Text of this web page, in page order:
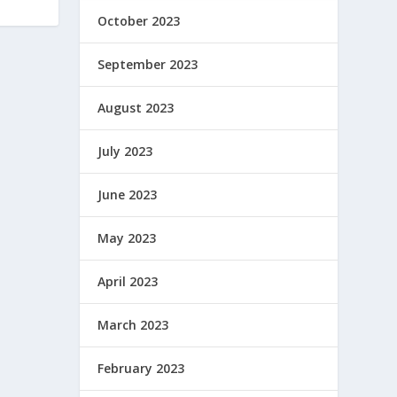
October 2023
September 2023
August 2023
July 2023
June 2023
May 2023
April 2023
March 2023
February 2023